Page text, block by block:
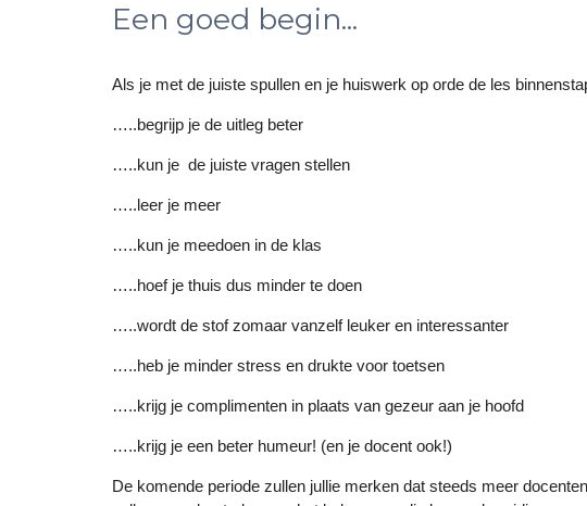
Een goed begin...
Als je met de juiste spullen en je huiswerk op orde de les
…..begrijp je de uitleg beter
…..kun je de juiste vragen stellen
…..leer je meer
…..kun je meedoen in de klas
…..hoef je thuis dus minder te doen
…..wordt de stof zomaar vanzelf leuker en interessanter
…..heb je minder stress en drukte voor toetsen
…..krijg je complimenten in plaats van gezeur aan je hoofd
…..krijg je een beter humeur! (en je docent ook!)
De komende periode zullen jullie merken dat steeds meer